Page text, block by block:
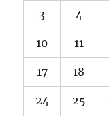
3 4
10 11
17 18
24 25